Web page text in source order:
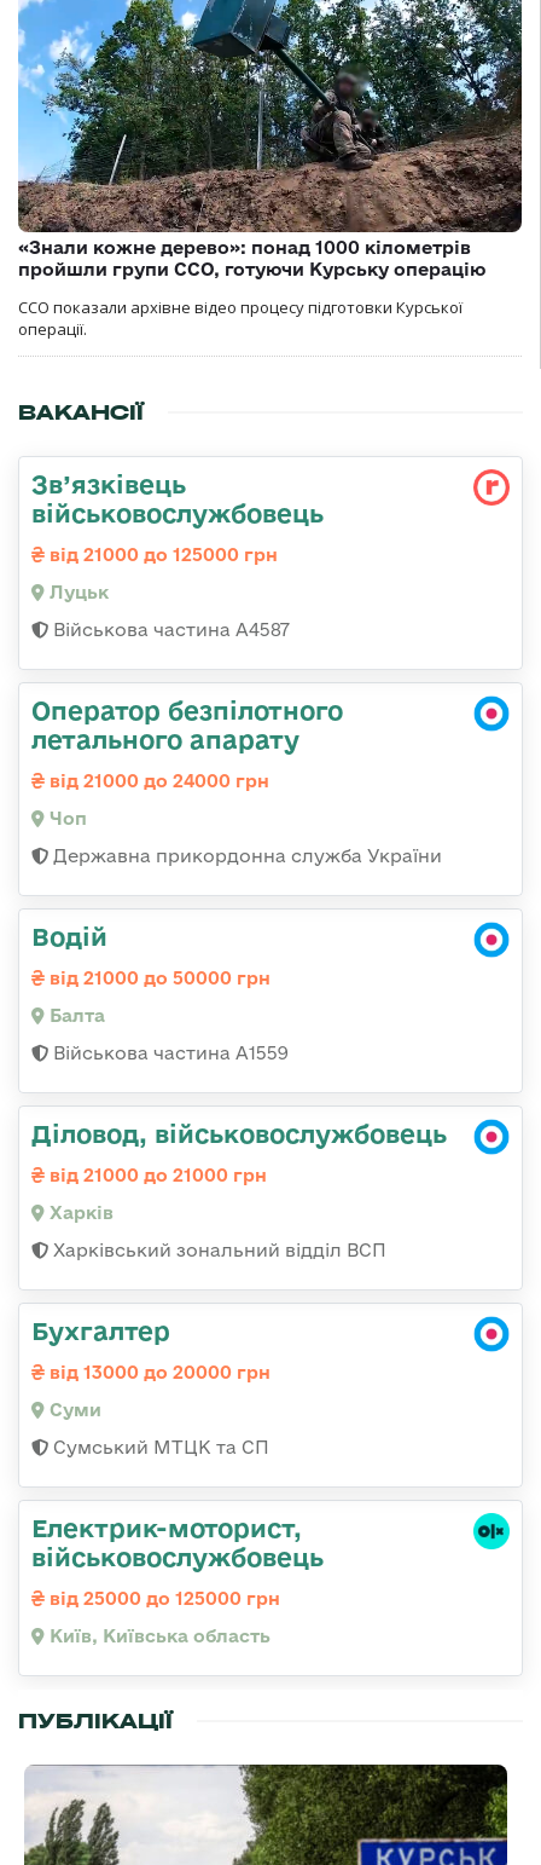
«Знали кожне дерево»: понад 1000 кілометрів
пройшли групи ССО, готуючи Курську операцію
ССО показали архівне відео процесу підготовки Курської
операції.
ВАКАНСІЇ
Зв’язківець
військовослужбовець
від 21000 до 125000 грн
Луцьк
Військова частина А4587
Оператор безпілотного
летального апарату
від 21000 до 24000 грн
Чоп
Державна прикордонна служба України
Водій
від 21000 до 50000 грн
Балта
Військова частина А1559
Діловод, військовослужбовець
від 21000 до 21000 грн
Харків
Харківський зональний відділ ВСП
Бухгалтер
від 13000 до 20000 грн
Суми
Сумський МТЦК та СП
Електрик-моторист,
військовослужбовець
від 25000 до 125000 грн
Київ, Київська область
ПУБЛІКАЦІЇ